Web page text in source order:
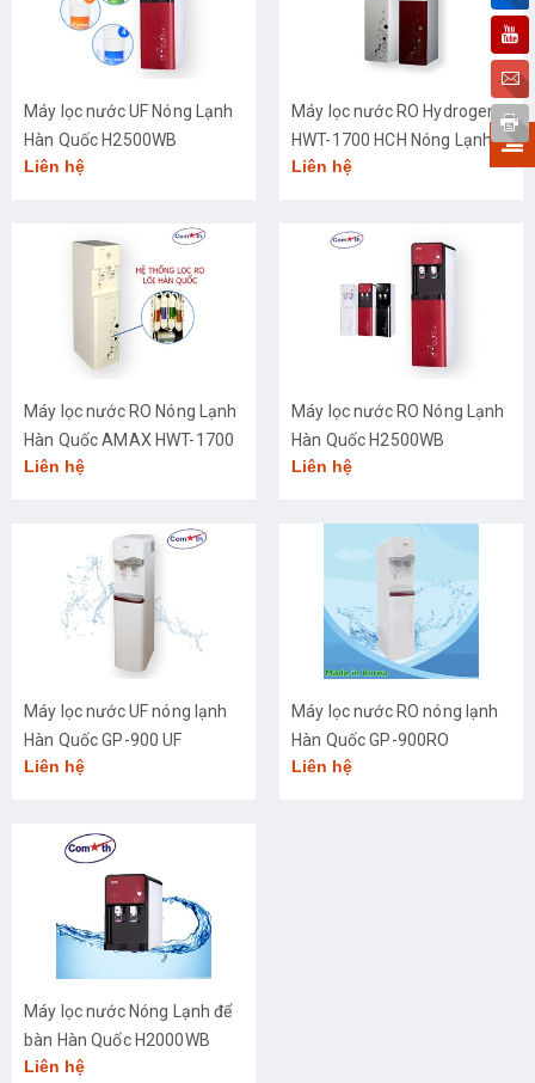
Máy lọc nước UF Nóng Lạnh
Hàn Quốc H2500WB
Liên hệ
Máy lọc nước RO Hydrogen
HWT-1700 HCH Nóng Lạnh
Hàn Quốc
Liên hệ
Máy lọc nước RO Nóng Lạnh
Hàn Quốc AMAX HWT-1700
HC
Liên hệ
Máy lọc nước RO Nóng Lạnh
Hàn Quốc H2500WB
Liên hệ
Máy lọc nước UF nóng lạnh
Hàn Quốc GP-900 UF
Liên hệ
Máy lọc nước RO nóng lạnh
Hàn Quốc GP-900RO
Liên hệ
Máy lọc nước Nóng Lạnh để
bàn Hàn Quốc H2000WB
(công nghệ lọc UF)
Liên hệ